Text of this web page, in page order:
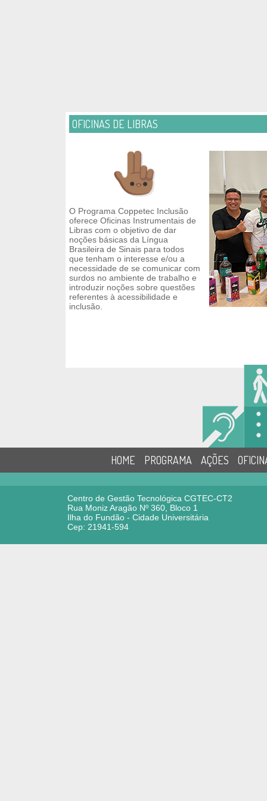
OFICINAS DE LIBRAS
O Programa Coppetec Inclusão
oferece Oficinas Instrumentais de
Libras com o objetivo de dar
noções básicas da Língua
Brasileira de Sinais para todos
que tenham o interesse e/ou a
necessidade de se comunicar com
surdos no ambiente de trabalho e
introduzir noções sobre questões
referentes à acessibilidade e
inclusão.
HOME PROGRAMA AÇÕES
Centro de Gestão Tecnológica CGTEC-CT2
Rua Moniz Aragão Nº 360, Bloco 1
Ilha do Fundão - Cidade Universitária
Cep: 21941-594